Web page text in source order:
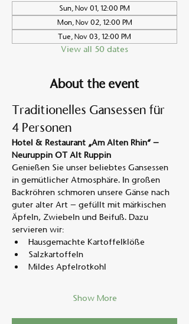
Sun, Nov 01, 12:00 PM
Mon, Nov 02, 12:00 PM
Tue, Nov 03, 12:00 PM
View all 50 dates
About the event
Traditionelles Gansessen für
4 Personen
Hotel & Restaurant „Am Alten Rhin“ –
Neuruppin OT Alt Ruppin
Genießen Sie unser beliebtes Gansessen
in gemütlicher Atmosphäre. In großen
Backröhren schmoren unsere Gänse nach
guter alter Art – gefüllt mit märkischen
Äpfeln, Zwiebeln und Beifuß. Dazu
servieren wir:
Hausgemachte Kartoffelklöße
Salzkartoffeln
Mildes Apfelrotkohl
Show More